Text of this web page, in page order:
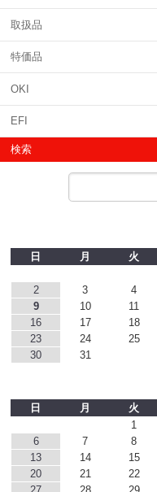
取扱品
特価品
OKI
EFI
検索
日
月 火
2
3 4
9
10 11
16
17 18
23
24 25
30
31
日
月 火
1
6
7 8
13
14 15
20
21 22